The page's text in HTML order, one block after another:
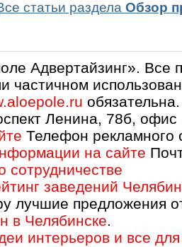
статьи раздела Обзор
Адвертайзинг».
частичном
обязательна.
Ленина, 78б, офис
Телефон рекламного
на сайте
сотрудничестве
заведений
лучшие предложения
в Челябинске.
интерьеров и все